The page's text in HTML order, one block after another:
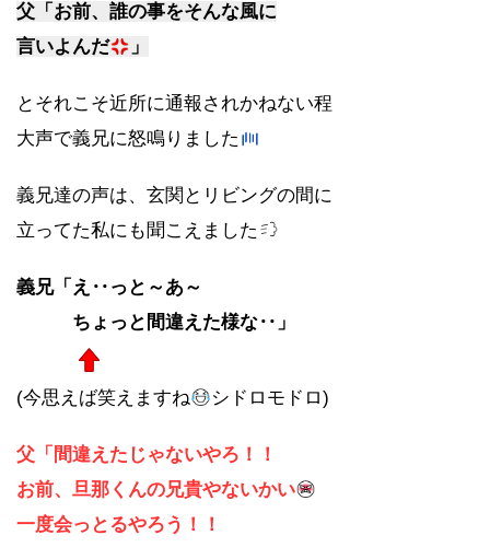
父「お前、誰の事をそんな風に
言いよんだ
」
とそれこそ近所に通報されかねない程
大声で義兄に怒鳴りました
義兄達の声は、玄関とリビングの間に
立ってた私にも聞こえました
義兄「え‥っと～あ～
ちょっと間違えた様な‥」
(今思えば笑えますね シドロモドロ)
父「間違えたじゃないやろ！！
お前、旦那くんの兄貴やないかい
一度会っとるやろう！！